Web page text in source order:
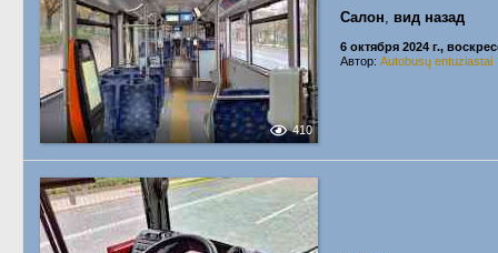
410
Салон, вид назад
6 октября 2024 г.,
Автор: Autobusų entuziastai